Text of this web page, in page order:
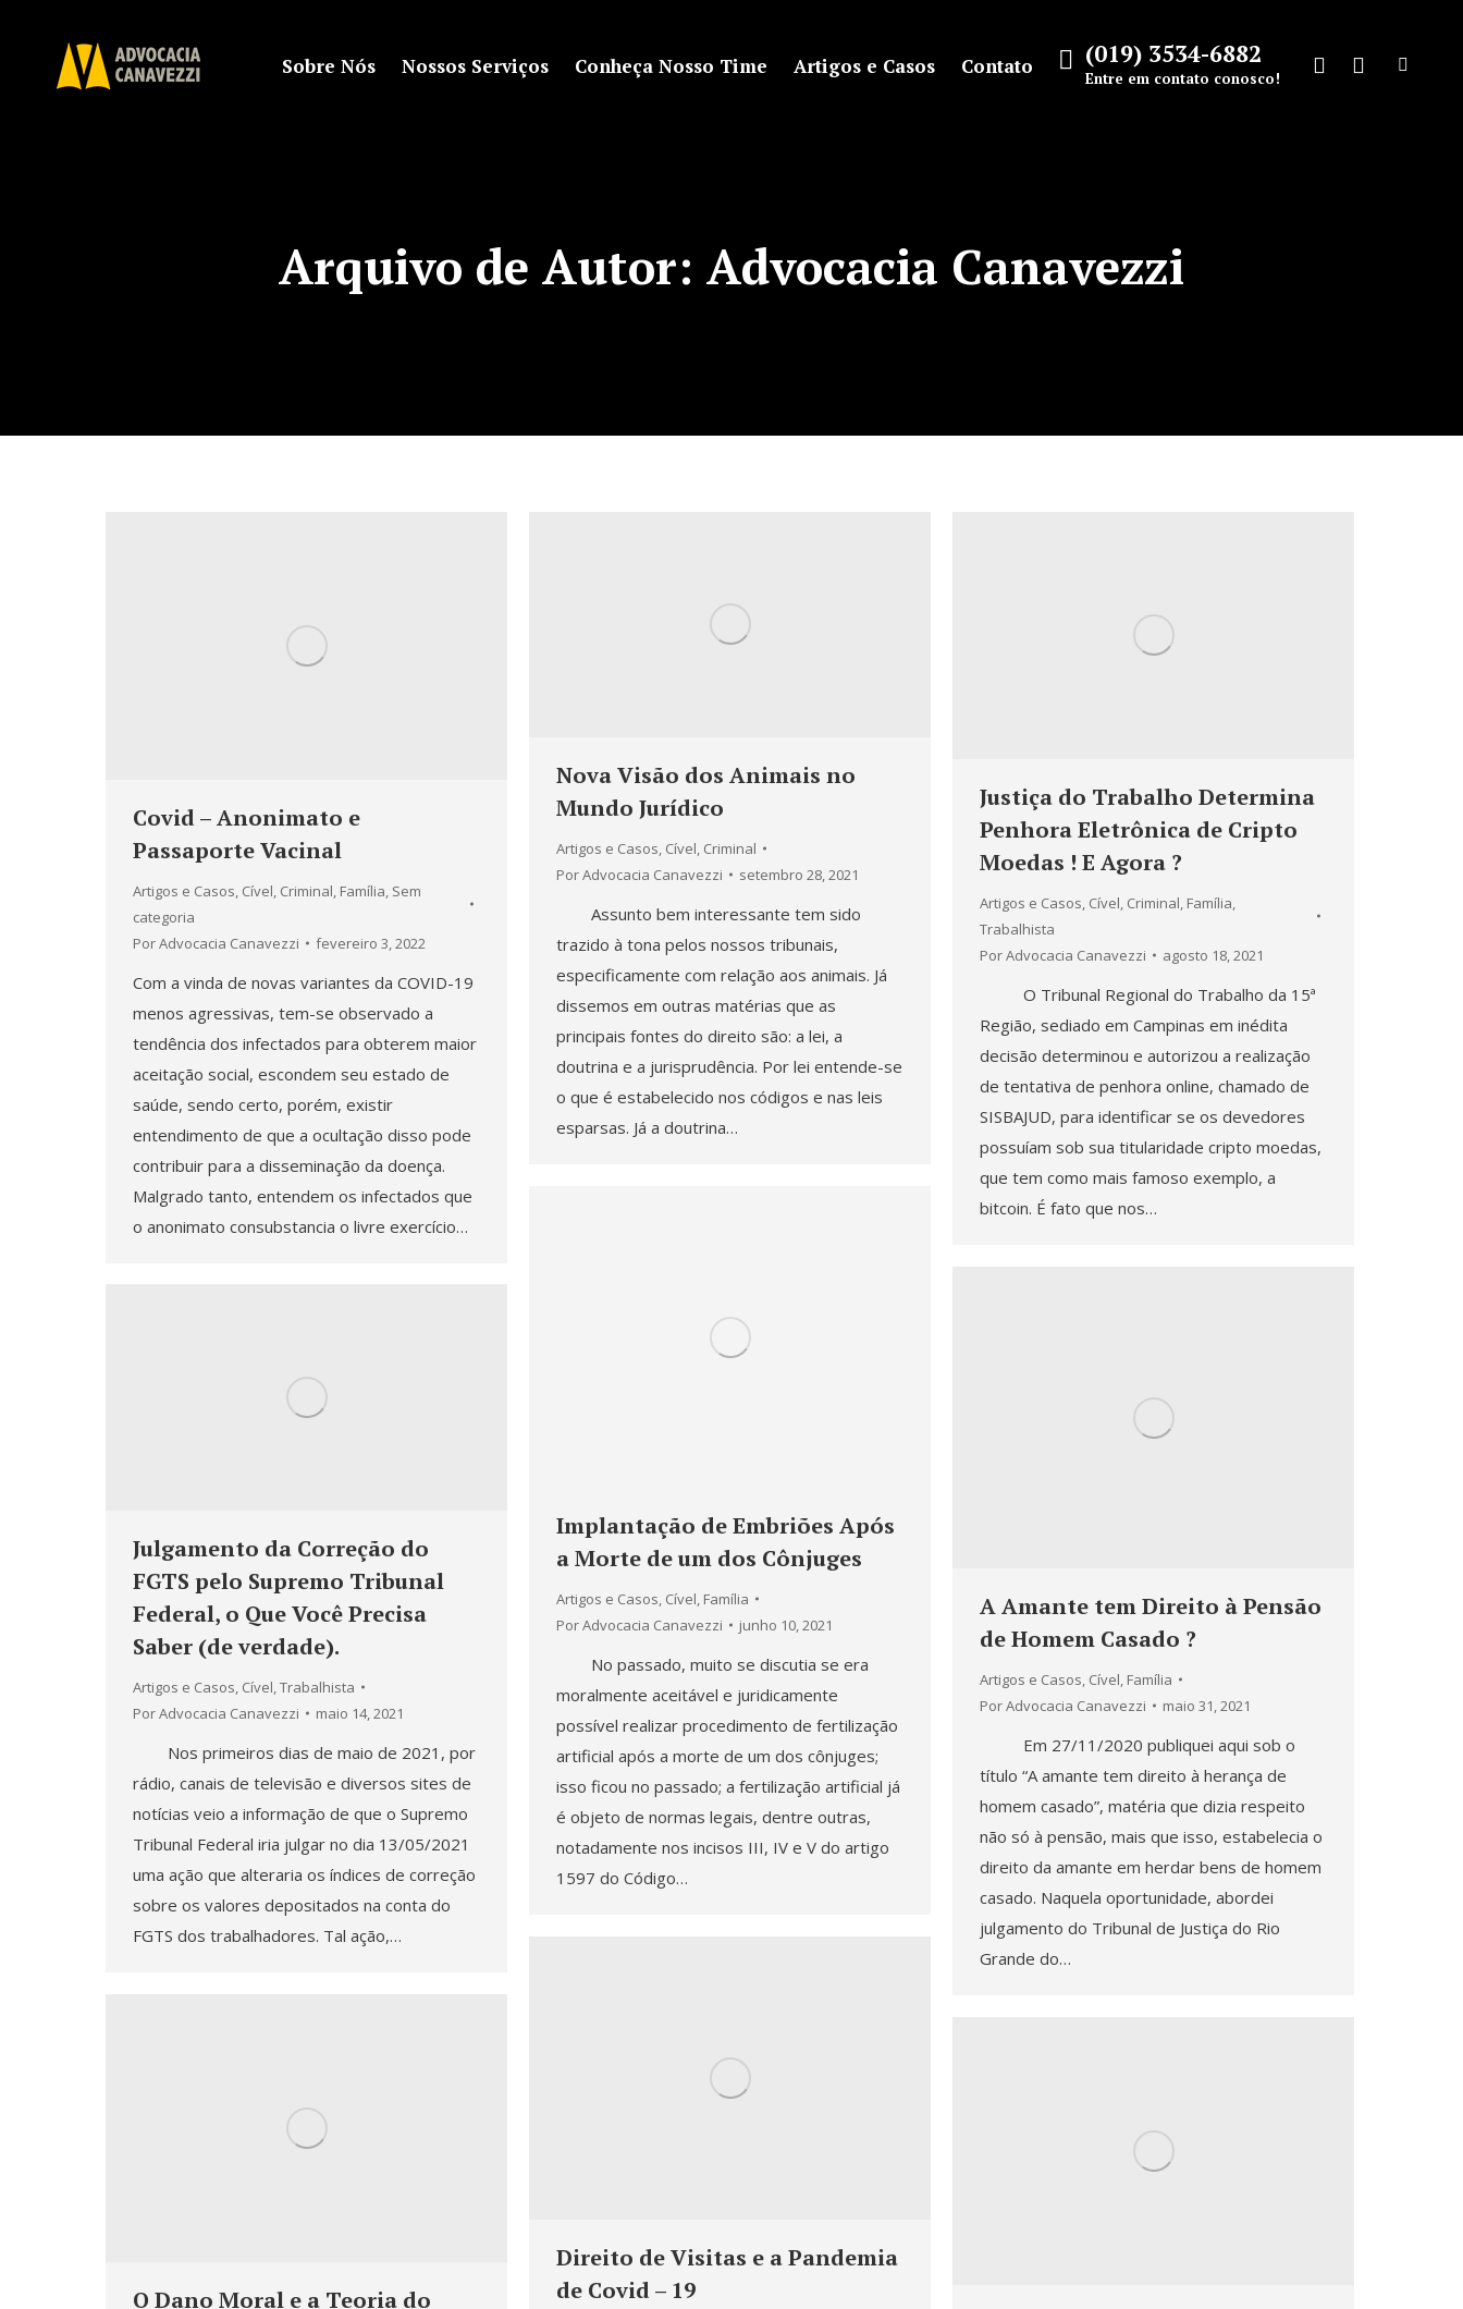
Sobre Nós Nossos Serviços Conheça Nosso Time Artigos e Casos Contato (019) 3534-6882
Entre em contato conosco!
FacebookInstagram
Search:
Arquivo de Autor: Advocacia Canavezzi
Covid – Anonimato e
Passaporte Vacinal
Artigos e Casos Cível Criminal Família Sem
categoria
PorAdvocacia Canavezzi fevereiro 3, 2022
Com a vinda de novas variantes da COVID-19
menos agressivas, tem-se observado a
tendência dos infectados para obterem maior
aceitação social, escondem seu estado de
saúde, sendo certo, porém, existir
entendimento de que a ocultação disso pode
contribuir para a disseminação da doença.
Malgrado tanto, entendem os infectados que
o anonimato consubstancia o livre exercício…
Nova Visão dos Animais no
Mundo Jurídico
Artigos e Casos, Cível, Criminal
PorAdvocacia Canavezzi setembro 28, 2021
Assunto bem interessante tem sido
trazido à tona pelos nossos tribunais,
especificamente com relação aos animais. Já
dissemos em outras matérias que as
principais fontes do direito são: a lei, a
doutrina e a jurisprudência. Por lei entende-se
o que é estabelecido nos códigos e nas leis
esparsas. Já a doutrina…
Justiça do Trabalho Determina
Penhora Eletrônica de Cripto
Moedas ! E Agora ?
Artigos e Casos, Cível, Criminal, Família,
Trabalhista
PorAdvocacia Canavezzi agosto 18, 2021
O Tribunal Regional do Trabalho da 15ª
Região, sediado em Campinas em inédita
decisão determinou e autorizou a realização
de tentativa de penhora online, chamado de
SISBAJUD, para identificar se os devedores
possuíam sob sua titularidade cripto moedas,
que tem como mais famoso exemplo, a
bitcoin. É fato que nos…
Implantação de Embriões Após
a Morte de um dos Cônjuges
Artigos e Casos, Cível, Família
PorAdvocacia Canavezzi junho 10, 2021
No passado, muito se discutia se era
moralmente aceitável e juridicamente
possível realizar procedimento de fertilização
artificial após a morte de um dos cônjuges;
isso ficou no passado; a fertilização artificial já
é objeto de normas legais, dentre outras,
notadamente nos incisos III, IV e V do artigo
1597 do Código…
A Amante tem Direito à Pensão
de Homem Casado ?
Artigos e Casos, Cível, Família
PorAdvocacia Canavezzi maio 31, 2021
Em 27/11/2020 publiquei aqui sob o
título “A amante tem direito à herança de
homem casado”, matéria que dizia respeito
não só à pensão, mais que isso, estabelecia o
direito da amante em herdar bens de homem
casado. Naquela oportunidade, abordei
julgamento do Tribunal de Justiça do Rio
Grande do…
Julgamento da Correção do
FGTS pelo Supremo Tribunal
Federal, o Que Você Precisa
Saber (de verdade).
Artigos e Casos Cível Trabalhista
PorAdvocacia Canavezzi maio 14, 2021
Nos primeiros dias de maio de 2021, por
rádio, canais de televisão e diversos sites de
notícias veio a informação de que o Supremo
Tribunal Federal iria julgar no dia 13/05/2021
uma ação que alteraria os índices de correção
sobre os valores depositados na conta do
FGTS dos trabalhadores. Tal ação,…
Direito de Visitas e a Pandemia
de Covid – 19
O Dano Moral e a Teoria do